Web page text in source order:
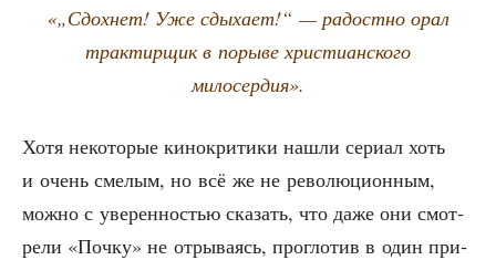
«„Сдох­нет! Уже сды­ха­ет!“ — радост­но орал
трак­тир­щик в поры­ве хри­сти­ан­ско­го
милосердия».
Хотя неко­то­рые кино­кри­ти­ки нашли сери­ал хоть
и очень сме­лым, но всё же не рево­лю­ци­он­ным,
мож­но с уве­рен­но­стью ска­зать, что даже они смот­
ре­ли «Поч­ку» не отры­ва­ясь, про­гло­тив в один при­